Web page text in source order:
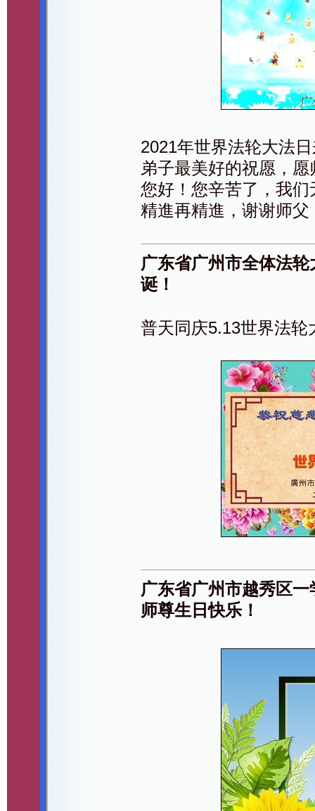
2021年世界法轮大法
弟子最美好的祝愿，
您好！您辛苦了，我
精進再精進，谢谢师父
广东省广州市全体法
诞！
普天同庆5.13世界法轮
广东省广州市越秀区
师尊生日快乐！